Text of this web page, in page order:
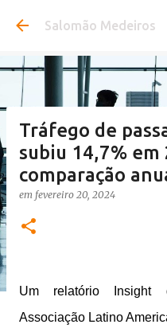
Pular para o
Salomão Medeiros
Tráfego de
subiu 14,7% em
comparação
em fevereiro 20, 2024
Um relatório Insight
Associação Latino